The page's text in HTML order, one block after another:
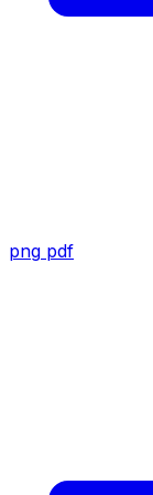
png pdf